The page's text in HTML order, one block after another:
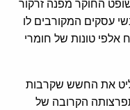
עבודת השופט החוקר מפנה זרקור
עסקים המקורבים לו
אלפי טונות של חומרי
את החשש שקרבות
הקרובה של